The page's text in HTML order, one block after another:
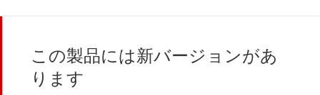
この製品には新バージョンがあ
ります